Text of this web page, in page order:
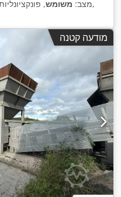
מצב: משומש, ,
מודעה קטנה